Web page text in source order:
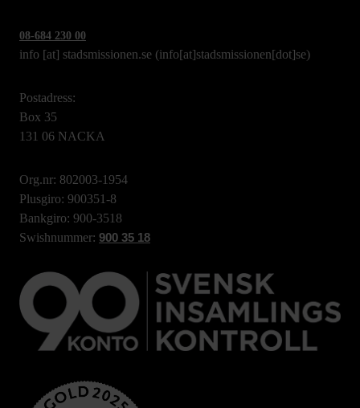
08-684 230 00
info [at] stadsmissionen.se (info[at]stadsmissionen[dot]se)
Postadress:
Box 35
131 06 NACKA
Org.nr: 802003-1954
Plusgiro: 900351-8
Bankgiro: 900-3518
Swishnummer: 900 35 18